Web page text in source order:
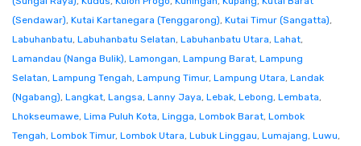
(Sendawar), Kutai Kartanegara (Tenggarong), Kutai Timur (Sangatta),
Labuhanbatu, Labuhanbatu Selatan, Labuhanbatu Utara, Lahat,
Lamandau (Nanga Bulik), Lamongan, Lampung Barat, Lampung
Selatan, Lampung Tengah, Lampung Timur, Lampung Utara, Landak
(Ngabang), Langkat, Langsa, Lanny Jaya, Lebak, Lebong, Lembata,
Lhokseumawe, Lima Puluh Kota, Lingga, Lombok Barat, Lombok
Tengah, Lombok Timur, Lombok Utara, Lubuk Linggau, Lumajang, Luwu,